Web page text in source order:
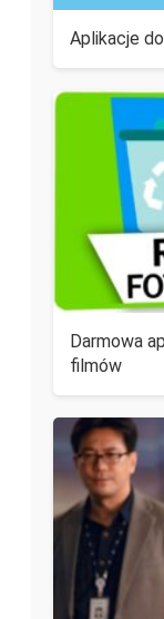
Aplikacje
Darmowa
filmów